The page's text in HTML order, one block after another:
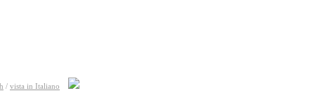
/ vista in Italiano